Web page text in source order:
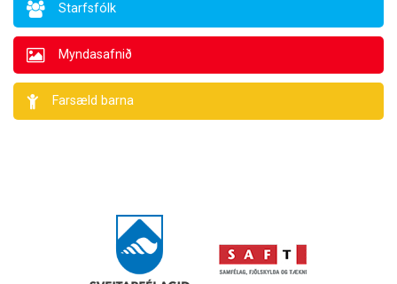
Starfsfólk
Myndasafnið
Farsæld barna